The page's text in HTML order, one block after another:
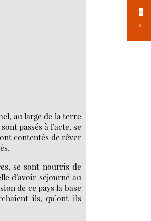
au large de la terre
passés à l’acte, se
contentés de rêver
se sont nourris de
d’avoir séjourné au
de ce pays la base
ils, qu’ont-ils
<
>